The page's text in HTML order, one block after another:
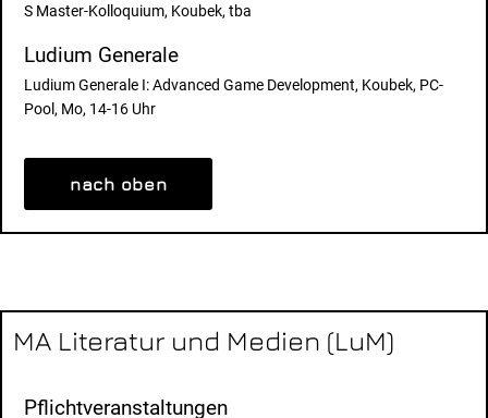
S Master-Kolloquium, Koubek, tba
Ludium Generale
Ludium Generale I: Advanced Game Development, Koubek, PC-
Pool, Mo, 14-16 Uhr
nach oben
MA Literatur und Medien (LuM)
Pflichtveranstaltungen